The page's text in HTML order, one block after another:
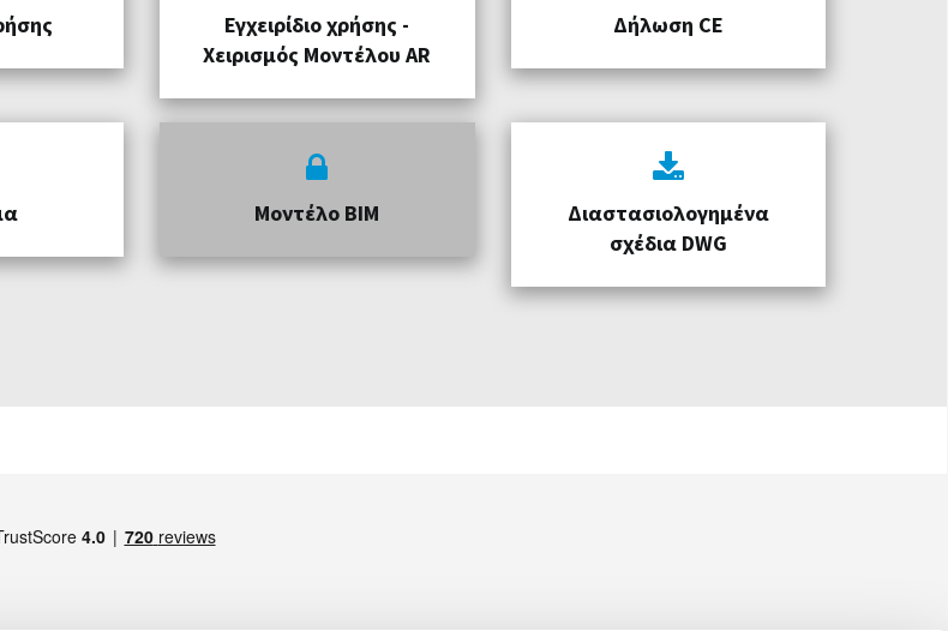
Εγχειρίδιο χρήσης -
Χειρισμός Μοντέλου AR
Δήλωση CE
Μοντέλο BIM
Διαστασιολογημένα
σχέδια DWG